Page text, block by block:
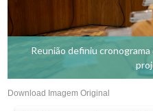
Reunião definiu
Download Imagem Original